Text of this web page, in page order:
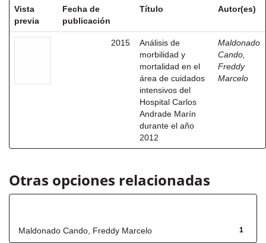
Vista
previa
Fecha de
publicación
Título Autor(es)
2015
Análisis de
morbilidad y
mortalidad en el
área de cuidados
intensivos del
Hospital Carlos
Andrade Marín
durante el año
2012
Maldonado
Cando,
Freddy
Marcelo
Otras opciones relacionadas
1
Maldonado Cando, Freddy Marcelo